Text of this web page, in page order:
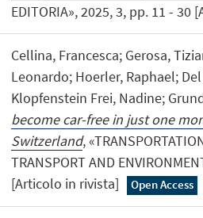
EDITORIA», 2025, 3, pp. 11 - 30
Cellina, Francesca; Gerosa,
Leonardo; Hoerler, Raphael;
Klopfenstein Frei, Nadine;
become car-free in just one
Switzerland,
TRANSPORT AND
[Articolo in rivista]
Open Access